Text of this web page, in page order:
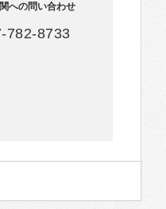
への問い合わせ
782-8733